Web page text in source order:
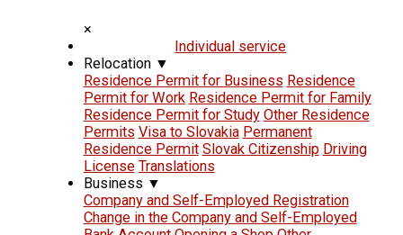
×
Individual service
Relocation ▼
Residence Permit for Business Residence
Permit for Work Residence Permit for Family
Residence Permit for Study Other Residence
Permits Visa to Slovakia Permanent
Residence Permit Slovak Citizenship Driving
License Translations
Business ▼
Company and Self-Employed Registration
Change in the Company and Self-Employed